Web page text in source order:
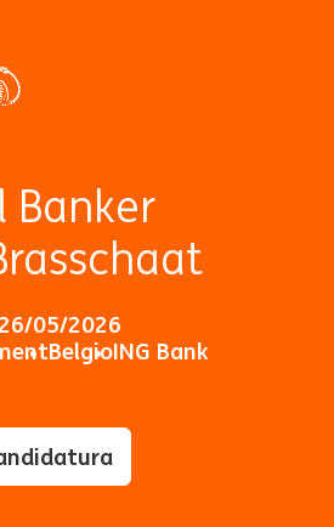
Banker
26/05/2026
BelgioING Bank